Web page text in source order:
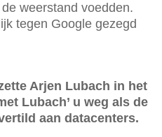
weerstand voedden.
tegen Google gezegd
Arjen Lubach in het
Lubach’ u weg als de
aan datacenters.